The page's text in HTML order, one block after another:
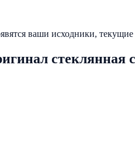
ваши исходники, текущие
стеклянная